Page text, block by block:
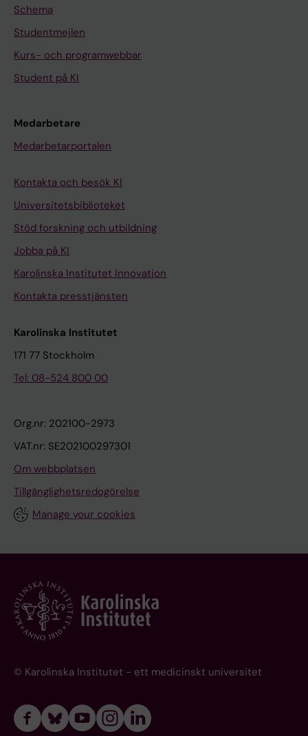
Schema
Studentmejlen
Kurs- och programwebbar
Student på KI
Medarbetare
Medarbetarportalen
Kontakta och besök KI
Universitetsbiblioteket
Stöd forskning och utbildning
Jobba på KI
Karolinska Institutet Innovation
Kontakta presstjänsten
Karolinska Institutet
171 77 Stockholm
Tel: 08-524 800 00
Org.nr: 202100-2973
VAT.nr: SE202100297301
Om webbplatsen
Tillgänglighetsredogörelse
Manage your cookies
© Karolinska Institutet - ett medicinskt universitet